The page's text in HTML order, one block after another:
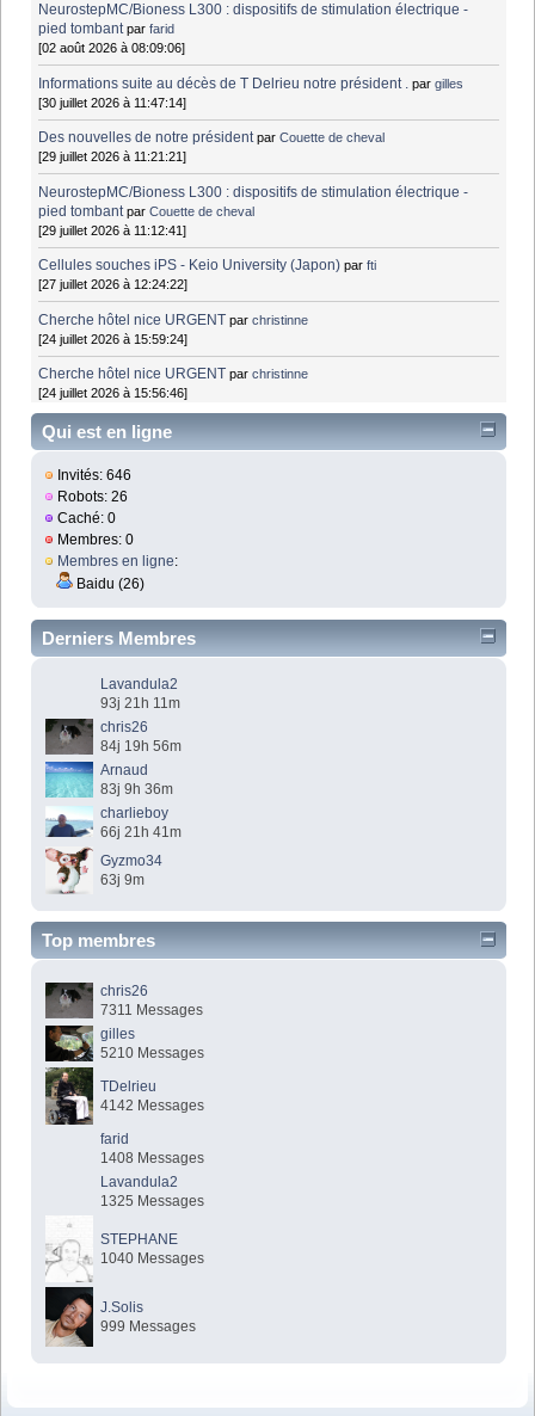
NeurostepMC/Bioness L300 : dispositifs de stimulation électrique -
pied tombant parfarid
[02 août 2026 à 08:09:06]
Informations suite au décès de T Delrieu notre président . pargilles
[30 juillet 2026 à 11:47:14]
Des nouvelles de notre président parCouette de cheval
[29 juillet 2026 à 11:21:21]
NeurostepMC/Bioness L300 : dispositifs de stimulation électrique -
pied tombant parCouette de cheval
[29 juillet 2026 à 11:12:41]
Cellules souches iPS - Keio University (Japon) parfti
[27 juillet 2026 à 12:24:22]
Cherche hôtel nice URGENT parchristinne
[24 juillet 2026 à 15:59:24]
Cherche hôtel nice URGENT parchristinne
[24 juillet 2026 à 15:56:46]
Qui est en ligne
Invités: 646
Robots: 26
Caché: 0
Membres: 0
Membres en ligne:
Baidu (26)
Derniers Membres
Lavandula2
93j 21h 11m
chris26
84j 19h 56m
Arnaud
83j 9h 36m
charlieboy
66j 21h 41m
Gyzmo34
63j 9m
Top membres
chris26
7311 Messages
gilles
5210 Messages
TDelrieu
4142 Messages
farid
1408 Messages
Lavandula2
1325 Messages
STEPHANE
1040 Messages
J.Solis
999 Messages